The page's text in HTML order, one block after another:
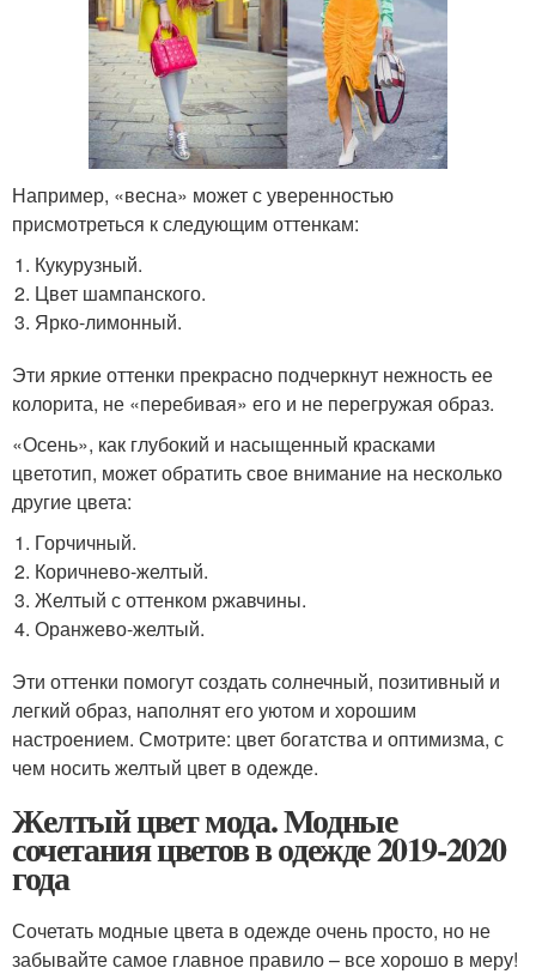
Например, «весна» может с уверенностью
присмотреться к следующим оттенкам:
Кукурузный.
Цвет шампанского.
Ярко-лимонный.
Эти яркие оттенки прекрасно подчеркнут нежность ее
колорита, не «перебивая» его и не перегружая образ.
«Осень», как глубокий и насыщенный красками
цветотип, может обратить свое внимание на несколько
другие цвета:
Горчичный.
Коричнево-желтый.
Желтый с оттенком ржавчины.
Оранжево-желтый.
Эти оттенки помогут создать солнечный, позитивный и
легкий образ, наполнят его уютом и хорошим
настроением. Смотрите: цвет богатства и оптимизма, с
чем носить желтый цвет в одежде.
Желтый цвет мода. Модные
сочетания цветов в одежде 2019-2020
года
Сочетать модные цвета в одежде очень просто, но не
забывайте самое главное правило – все хорошо в меру!